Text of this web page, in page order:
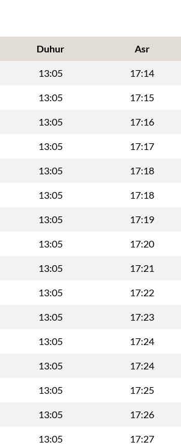
Duhur Asr
13:05 17:14
13:05 17:15
13:05 17:16
13:05 17:17
13:05 17:18
13:05 17:18
13:05 17:19
13:05 17:20
13:05 17:21
13:05 17:22
13:05 17:23
13:05 17:24
13:05 17:24
13:05 17:25
13:05 17:26
13:05 17:27